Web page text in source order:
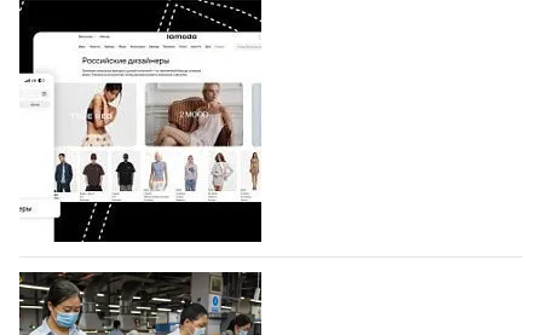
BALLINA представит свои новинки на Euro
Shoes
Компания BALLINA Guangzhou Lihuang Footwear
Co., Ltd., основанная в 2011 году и расположенная в
Гуанчжоу, столице моды Китая, является
профессиональной обувной компанией,
объединяющей разработку, производство и…
07.08.2026 652
На платформе Lamoda - новый раздел и
условия продвижения локальных